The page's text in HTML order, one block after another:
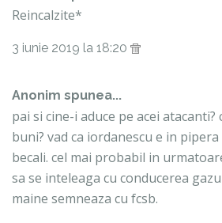
Reincalzite*
3 iunie 2019 la 18:20
Anonim spunea...
pai si cine-i aduce pe acei
buni? vad ca iordanescu e in
becali. cel mai probabil in
sa se inteleaga cu conducerea
maine semneaza cu fcsb.